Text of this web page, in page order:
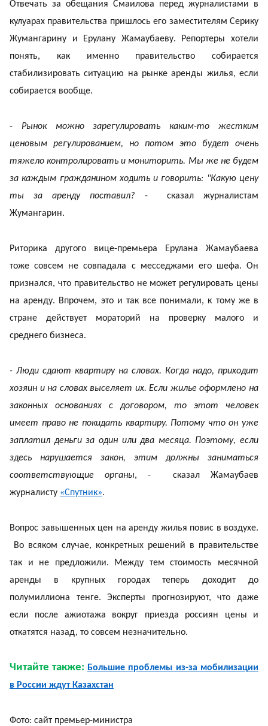
Отвечать за обещания Смаилова перед журналистами в
кулуарах правительства пришлось его заместителям Серику
Жумангарину и Ерулану Жамаубаеву. Репортеры хотели
понять, как именно правительство собирается
стабилизировать ситуацию на рынке аренды жилья, если
собирается вообще.
- Рынок можно зарегулировать каким-то жестким
ценовым регулированием, но потом это будет очень
тяжело контролировать и мониторить. Мы же не будем
за каждым гражданином ходить и говорить: "Какую цену
ты за аренду поставил? - сказал журналистам
Жумангарин.
Риторика другого вице-премьера Ерулана Жамаубаева
тоже совсем не совпадала с месседжами его шефа. Он
признался, что правительство не может регулировать цены
на аренду. Впрочем, это и так все понимали, к тому же в
стране действует мораторий на проверку малого и
среднего бизнеса.
- Люди сдают квартиру на словах. Когда надо, приходит
хозяин и на словах выселяет их. Если жилье оформлено на
законных основаниях с договором, то этот человек
имеет право не покидать квартиру. Потому что он уже
заплатил деньги за один или два месяца. Поэтому, если
здесь нарушается закон, этим должны заниматься
соответствующие органы, - сказал Жамаубаев
журналисту «Спутник».
Вопрос завышенных цен на аренду жилья повис в воздухе.
Во всяком случае, конкретных решений в правительстве
так и не предложили. Между тем стоимость месячной
аренды в крупных городах теперь доходит до
полумиллиона тенге. Эксперты прогнозируют, что даже
если после ажиотажа вокруг приезда россиян цены и
откатятся назад, то совсем незначительно.
Читайте также: Большие проблемы из-за мобилизации
в России ждут Казахстан
Фото: сайт премьер-министра